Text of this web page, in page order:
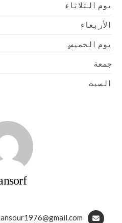
يوم الثلاثاء
الأربعاء
يوم الخميس
جمعة
السبت